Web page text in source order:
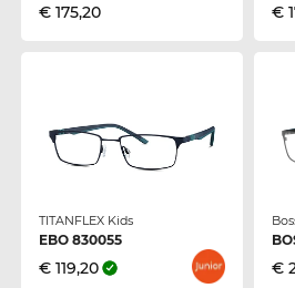
€ 175,20 €
TITANFLEX Kids
EBO 830055
€ 119,20 €